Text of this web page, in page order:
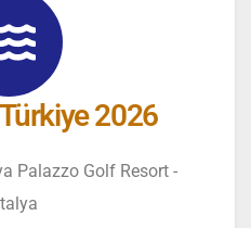
2026
Palazzo Golf Resort -